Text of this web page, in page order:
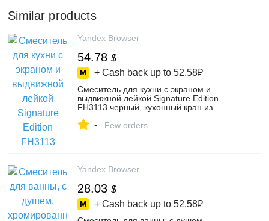
Similar products
Yandex Browser
54.78 $
+ Cash back up to 52.58₽
Смеситель для кухни с экраном и
выдвижной лейкой Signature Edition
FH3113 черный, кухонный кран из
интернет-магазине huxinboju на Яндекс
- Few orders
Yandex Browser
28.03 $
+ Cash back up to 52.58₽